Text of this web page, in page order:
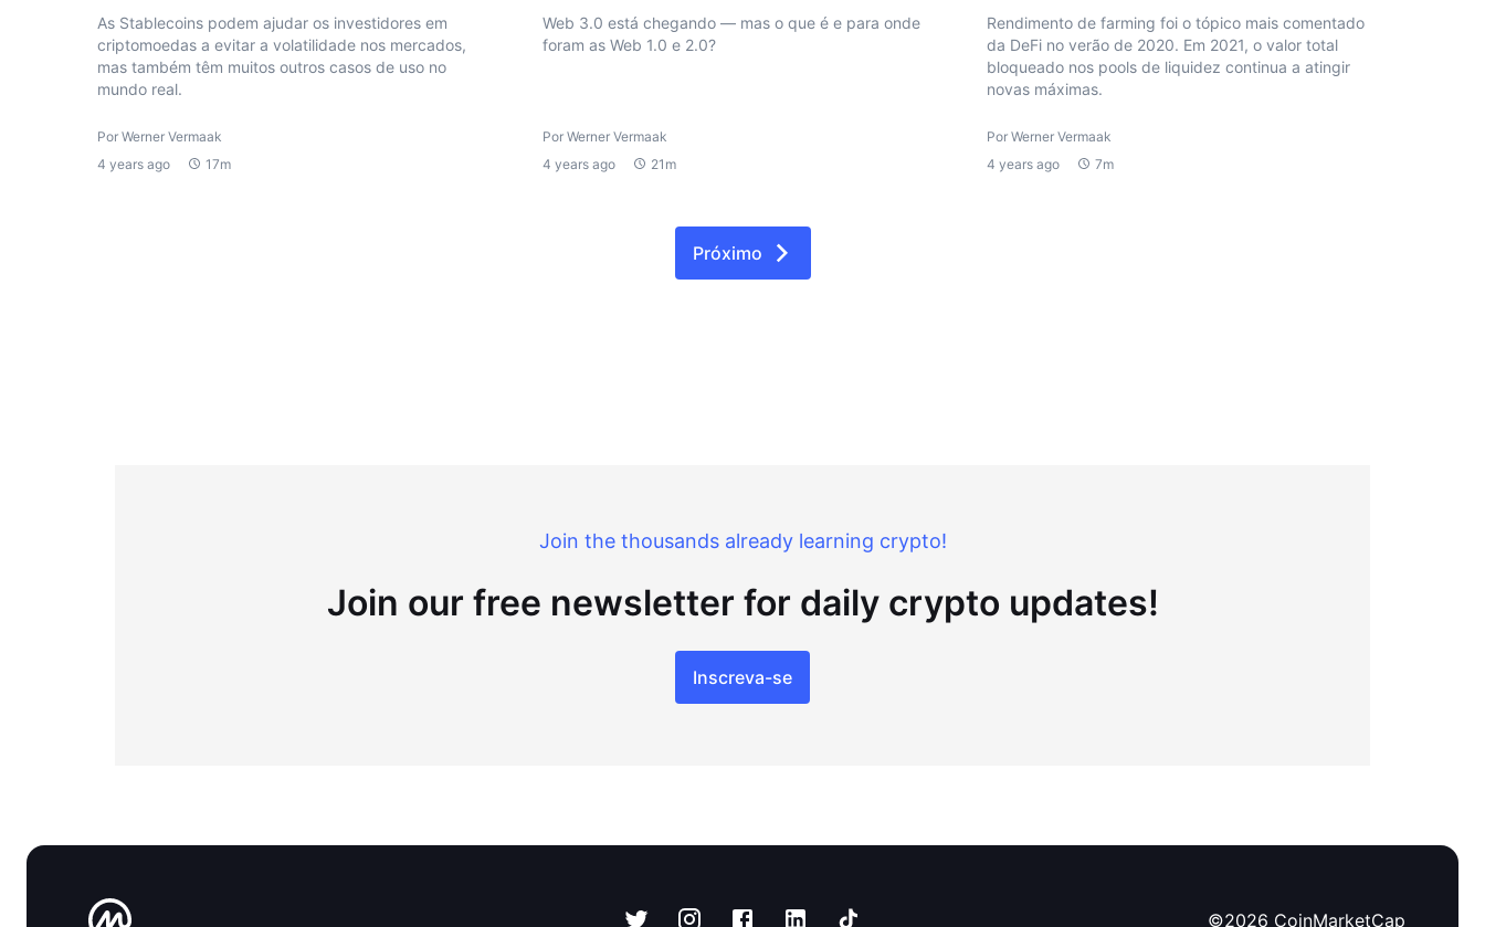
As Stablecoins podem ajudar os investidores em
criptomoedas a evitar a volatilidade nos mercados,
mas também têm muitos outros casos de uso no
mundo real.
Por Werner Vermaak
4 years ago
17m
Web 3.0 está chegando — mas o que é e para onde
foram as Web 1.0 e 2.0?
Por Werner Vermaak
4 years ago
21m
Rendimento de farming foi o tópico mais comentado
da DeFi no verão de 2020. Em 2021, o valor total
bloqueado nos pools de liquidez continua a atingir
novas máximas.
Por Werner Vermaak
4 years ago
7m
Próximo
Join the thousands already learning crypto!
Join our free newsletter for daily crypto updates!
Inscreva-se
©2026 CoinMarketCap